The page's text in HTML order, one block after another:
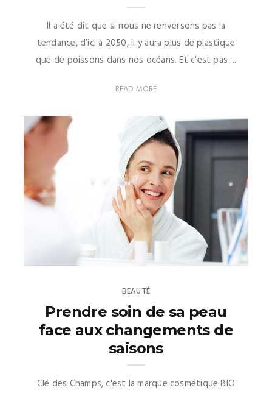
Il a été dit que si nous ne renversons pas la
tendance, d’ici à 2050, il y aura plus de plastique
que de poissons dans nos océans. Et c'est pas ...
READ MORE
BEAUTÉ
Prendre soin de sa peau
face aux changements de
saisons
Clé des Champs, c'est la marque cosmétique BIO